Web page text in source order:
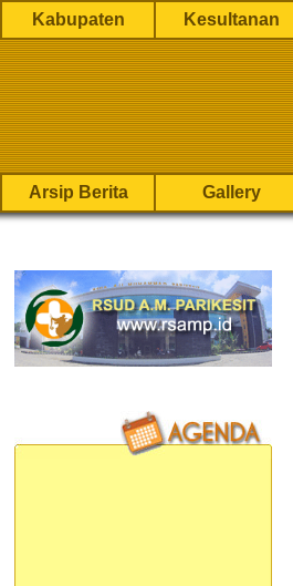
Kabupaten Kesultanan
Arsip Berita Gallery